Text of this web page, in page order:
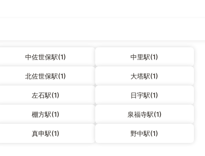
中佐世保駅(1) 中里駅(1)
北佐世保駅(1) 大塔駅(1)
左石駅(1) 日宇駅(1)
棚方駅(1) 泉福寺駅(1)
真申駅(1) 野中駅(1)